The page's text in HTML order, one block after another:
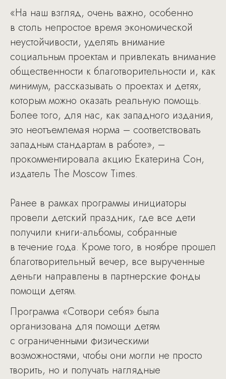
«На наш взгляд, очень важно, особенно
в столь непростое время экономической
неустойчивости, уделять внимание
социальным проектам и привлекать внимание
общественности к благотворительности и, как
минимум, рассказывать о проектах и детях,
которым можно оказать реальную помощь.
Более того, для нас, как западного издания,
это неотъемлемая норма – соответствовать
западным стандартам в работе», –
прокомментировала акцию Екатерина Сон,
издатель The Moscow Times.
Ранее в рамках программы инициаторы
провели детский праздник, где все дети
получили книги-альбомы, собранные
в течение года. Кроме того, в ноябре прошел
благотворительный вечер, все вырученные
деньги направлены в партнерские фонды
помощи детям.
Программа «Сотвори себя» была
организована для помощи детям
с ограниченными физическими
возможностями, чтобы они могли не просто
творить, но и получать наглядные